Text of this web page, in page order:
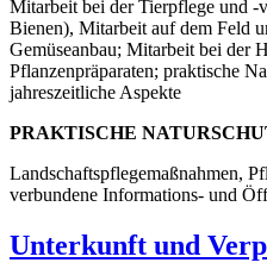
Mitarbeit bei der Tierpflege und -
Bienen), Mitarbeit auf dem Feld
Gemüseanbau; Mitarbeit bei der
Pflanzenpräparaten; praktische
jahreszeitliche Aspekte
PRAKTISCHE
Landschaftspflegemaßnahmen,
verbundene Informations- und
Unterkunft und